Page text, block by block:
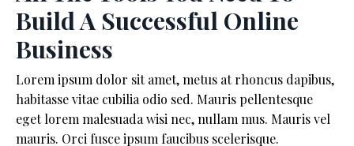
Build A Successful Online
Business
Lorem ipsum dolor sit amet, metus at rhoncus dapibus,
habitasse vitae cubilia odio sed. Mauris pellentesque
eget lorem malesuada wisi nec, nullam mus. Mauris vel
mauris. Orci fusce ipsum faucibus scelerisque.